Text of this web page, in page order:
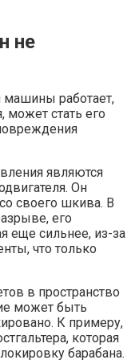
не
машины работает,
может стать его
являются
Он
своего шкива. В
его
еще сильнее, из-за
что только
в пространство
может быть
К примеру,
которая
барабана.